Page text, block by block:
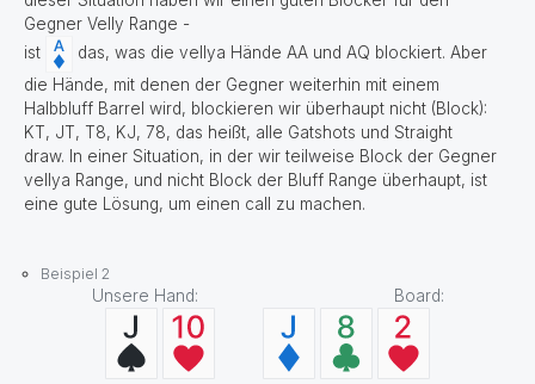
Gegner Velly Range -
ist
das, was die vellya Hände AA und AQ blockiert. Aber
die Hände, mit denen der Gegner weiterhin mit einem
Halbbluff Barrel wird, blockieren wir überhaupt nicht (Block):
KT, JT, T8, KJ, 78, das heißt, alle Gatshots und Straight
draw. In einer Situation, in der wir teilweise Block der Gegner
vellya Range, und nicht Block der Bluff Range überhaupt, ist
eine gute Lösung, um einen call zu machen.
Beispiel 2
Unsere Hand: Board: